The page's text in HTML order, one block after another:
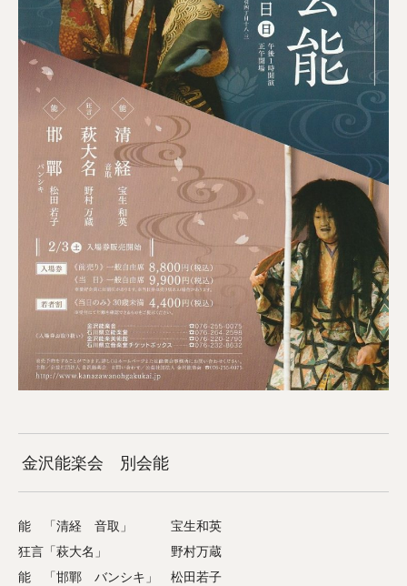
金沢能楽会 別会能
能 「清経 音取」 宝生和英
狂言「萩大名」 野村万蔵
能 「邯鄲 バンシキ」 松田若子